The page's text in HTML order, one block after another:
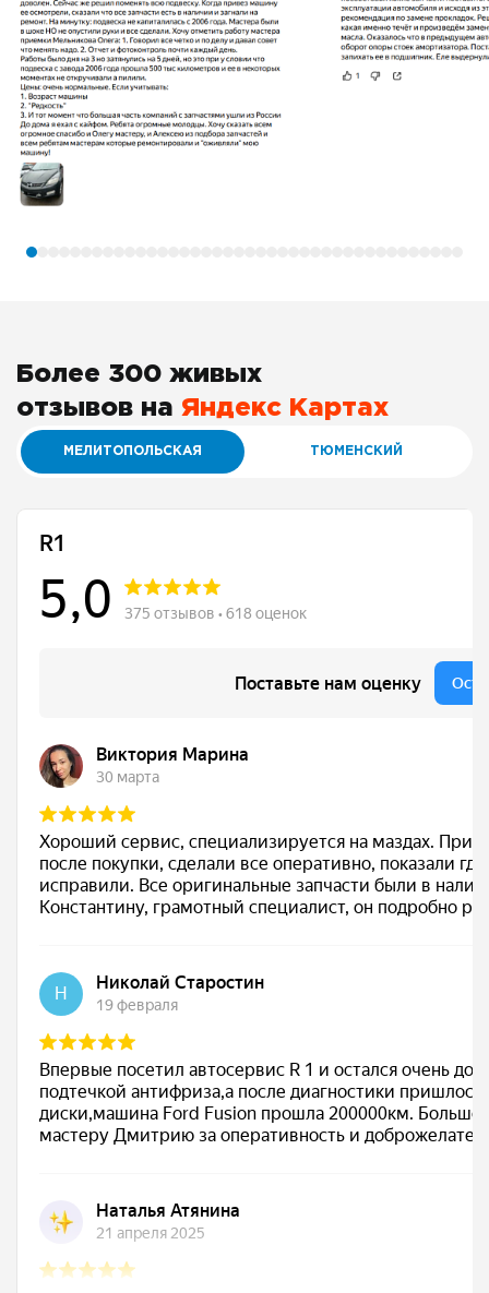
Более 300 живых
отзывов на Яндекс Картах
МЕЛИТОПОЛЬСКАЯ ТЮМЕНСКИЙ